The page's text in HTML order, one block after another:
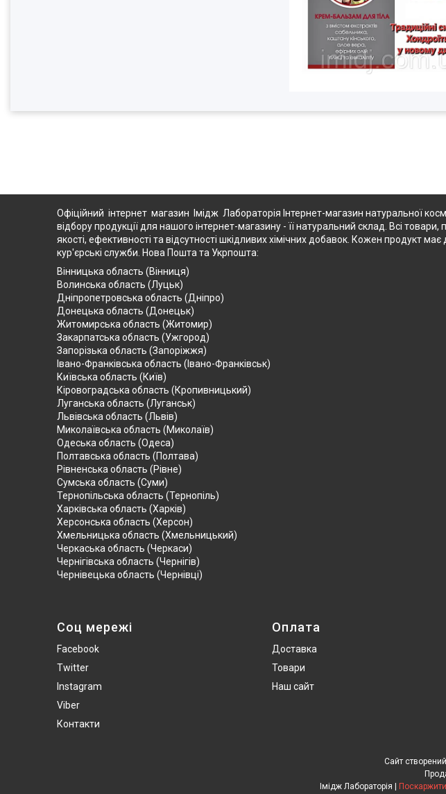
Офіційний інтернет магазин Імідж Лабораторія Інтернет-магазин натуральної
відбору продукції для нашого інтернет-магазину - її натуральний склад. Всі
якості, ефективності та відсутності шкідливих хімічних добавок. Кожен продукт
кур'єрські служби. Нова Пошта та Укрпошта:
Вінницька область (Вінниця)
Волинська область (Луцьк)
Дніпропетровська область (Дніпро)
Донецька область (Донецьк)
Житомирська область (Житомир)
Закарпатська область (Ужгород)
Запорізька область (Запоріжжя)
Івано-Франківська область (Івано-Франківськ)
Київська область (Київ)
Кіровоградська область (Кропивницький)
Луганська область (Луганськ)
Львівська область (Львів)
Миколаївська область (Миколаїв)
Одеська область (Одеса)
Полтавська область (Полтава)
Рівненська область (Рівне)
Сумська область (Суми)
Тернопільська область (Тернопіль)
Харківська область (Харків)
Херсонська область (Херсон)
Хмельницька область (Хмельницький)
Черкаська область (Черкаси)
Чернігівська область (Чернігів)
Чернівецька область (Чернівці)
Соц мережі
Facebook
Twitter
Instagram
Viber
Контакти
Оплата
Доставка
Товари
Наш сайт
Сайт
Імідж Лабораторія |